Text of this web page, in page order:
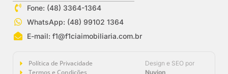
Fone: (48) 3364-1364
WhatsApp: (48) 99102 1364
E-mail:f1@f1ciaimobiliaria.com.br
Política de Privacidade
Termos e Condições
Design e SEO por
Nuvion